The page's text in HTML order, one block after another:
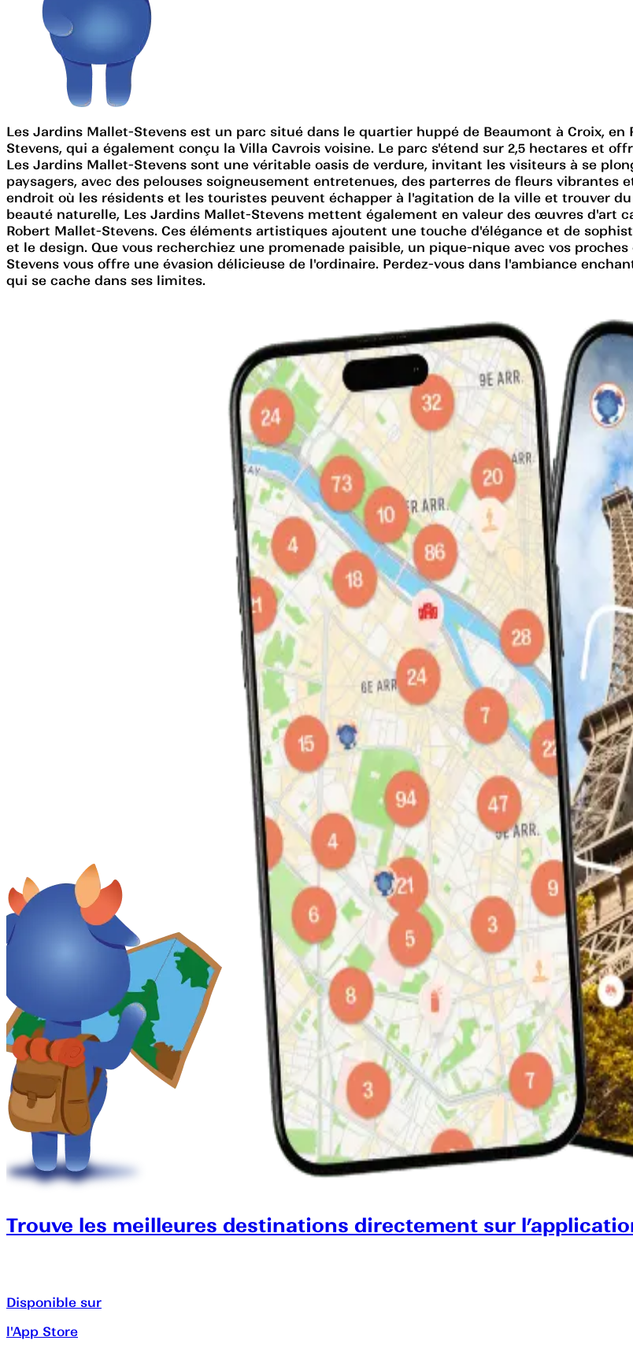
Les Jardins Mallet-Stevens est un parc situé dans le quartier huppé de Beaumont à Croix,
Stevens, qui a également conçu la Villa Cavrois voisine. Le parc s'étend sur 2,5 hectares et
Les Jardins Mallet-Stevens sont une véritable oasis de verdure, invitant les visiteurs à se
paysagers, avec des pelouses soigneusement entretenues, des parterres de fleurs
endroit où les résidents et les touristes peuvent échapper à l'agitation de la ville et trouver
beauté naturelle, Les Jardins Mallet-Stevens mettent également en valeur des œuvres
Robert Mallet-Stevens. Ces éléments artistiques ajoutent une touche d'élégance et de
et le design. Que vous recherchiez une promenade paisible, un pique-nique avec vos
Stevens vous offre une évasion délicieuse de l'ordinaire. Perdez-vous dans l'ambiance
qui se cache dans ses limites.
Trouve les meilleures destinations directement sur
Disponible sur
l'App Store